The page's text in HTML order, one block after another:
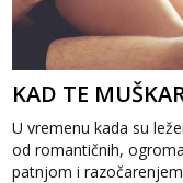
KAD TE
U vremenu kada su
od romantičnih,
patnjom i